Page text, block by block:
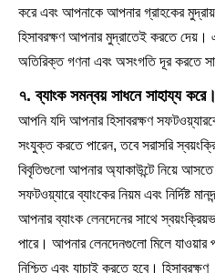
করে এবং আপনাকে আপনার গ্রাহকের
হিসাবরক্ষণ আপনার মুদ্রাতেই করতে দেয়।
অতিরিক্ত গণনা এবং অসংগতি দূর করতে
৭. ব্যাংক সমন্বয় সাধনে সাহায্য করে।
আপনি যদি আপনার হিসাবরক্ষণ
সংযুক্ত করতে পারেন, তবে সরাসরি
বিবৃতিগুলো আপনার অ্যাকাউন্টে নিয়ে
সফটওয়্যারে ব্যাংকের নিয়ম এবং নির্দিষ্ট
আপনার ব্যাংক লেনদেনের সাথে
পারে। আপনার লেনদেনগুলো মিলে
নিশ্চিত এবং যাচাই করতে হবে।